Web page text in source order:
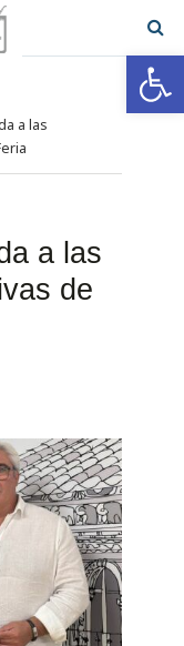
a las
a las
de
Abrir barra de herramientas